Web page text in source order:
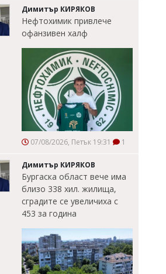
Димитър КИРЯКОВ
Нефтохимик привлече
офанзивен халф
07/08/2026, Петък 19:31 1
Димитър КИРЯКОВ
Бургаска област вече има
близо 338 хил. жилища,
сградите се увеличиха с
453 за година